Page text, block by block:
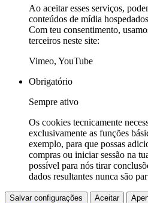
Ao aceitar esses serviços,
conteúdos de mídia
Com teu consentimento,
terceiros neste site:
Vimeo, YouTube
Obrigatório
Sempre ativo
Os cookies tecnicamente
exclusivamente as funções
exemplo, para que possas
compras ou iniciar sessão na
possível para nós tirar
dados resultantes nunca são
Salvar configurações Aceitar